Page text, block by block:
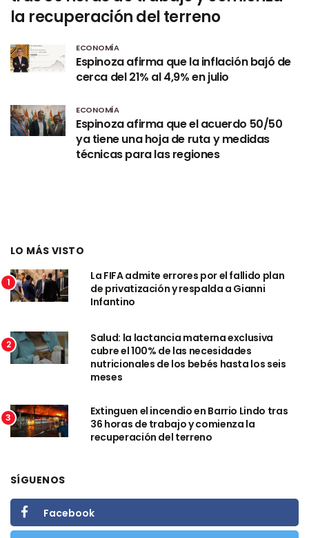
la recuperación del terreno
ECONOMÍA
Espinoza afirma que la inflación bajó de
cerca del 21% al 4,9% en julio
ECONOMÍA
Espinoza afirma que el acuerdo 50/50
ya tiene una hoja de ruta y medidas
técnicas para las regiones
LO MÁS VISTO
1
La FIFA admite errores por el fallido plan
de privatización y respalda a Gianni
Infantino
2
Salud: la lactancia materna exclusiva
cubre el 100% de las necesidades
nutricionales de los bebés hasta los seis
meses
3
Extinguen el incendio en Barrio Lindo tras
36 horas de trabajo y comienza la
recuperación del terreno
SÍGUENOS
Facebook